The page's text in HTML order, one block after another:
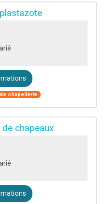
chapellerie
chapeaux